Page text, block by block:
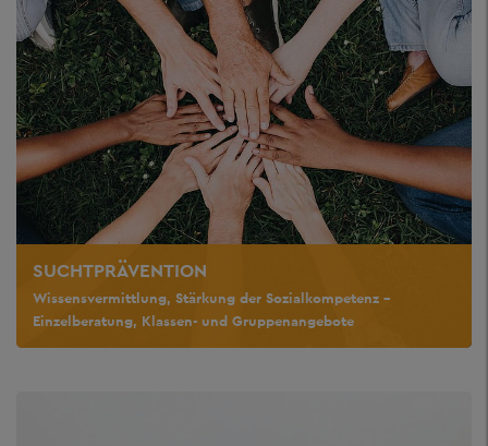
SUCHTPRÄVENTION
Wissensvermittlung, Stärkung der Sozialkompetenz –
Einzelberatung, Klassen- und Gruppenangebote